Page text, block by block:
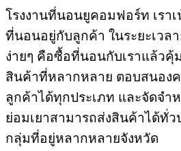
โรงงานที่นอนยูคอมฟอร์ท เรา
ที่นอนอยู่กับลูกค้า ในระยะเวล
ง่ายๆ คือซื้อที่นอนกับเราแล้ว
สินค้าที่หลากหลาย ตอบสนอง
ลูกค้าได้ทุกประเภท และจัดจำ
ย่อมเยาสามารถส่งสินค้าได้ทั่ว
กลุ่มที่อยู่หลากหลายจังหวัด